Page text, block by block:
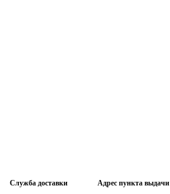
Служба доставки Адрес пункта выдачи